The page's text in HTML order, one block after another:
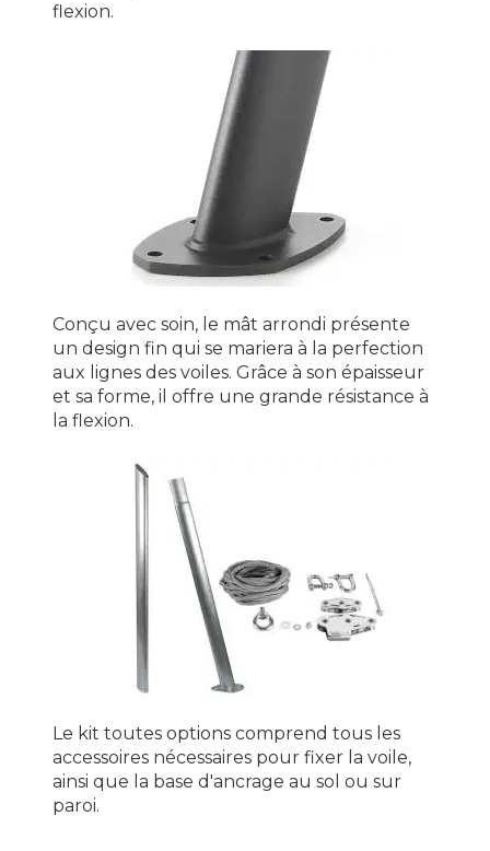
flexion.
Conçu avec soin, le mât arrondi présente
un design fin qui se mariera à la perfection
aux lignes des voiles. Grâce à son épaisseur
et sa forme, il offre une grande résistance à
la flexion.
Le kit toutes options comprend tous les
accessoires nécessaires pour fixer la voile,
ainsi que la base d'ancrage au sol ou sur
paroi.